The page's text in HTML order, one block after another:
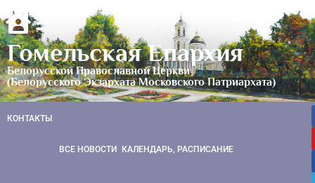
Гомельская Епархия
Белорусской Православной Церкви
(Белорусского Экзархата Московского Патриархата)
КОНТАКТЫ
ВСЕ НОВОСТИ КАЛЕНДАРЬ, РАСПИСАНИЕ